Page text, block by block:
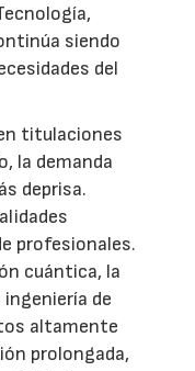
siendo
del
titulaciones
la demanda
deprisa.
profesionales.
cuántica, la
de
altamente
prolongada,